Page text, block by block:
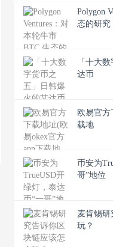
Polygon
态的研究
「十大
达币
欧易官方
载地
币安为
哥”地位
麦肯锡研
玩？